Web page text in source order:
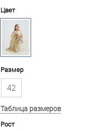
Цвет
Размер
42
Таблица размеров
Рост